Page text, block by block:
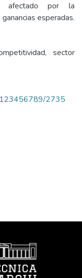
afectado por la
esperadas.
sector
123456789/2735